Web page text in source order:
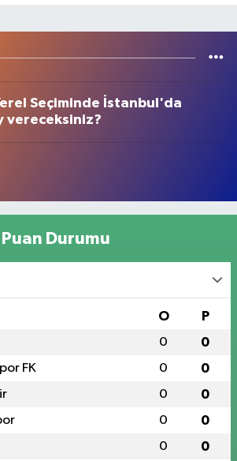
Seçiminde İstanbul'da
vereceksiniz?
Durumu
O P
0 0
FK 0 0
0 0
0 0
0 0